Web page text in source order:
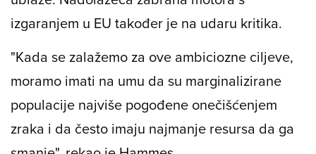
izgaranjem u EU također je na udaru kritika.
"Kada se zalažemo za ove ambiciozne ciljeve,
moramo imati na umu da su marginalizirane
populacije najviše pogođene onečišćenjem
zraka i da često imaju najmanje resursa da ga